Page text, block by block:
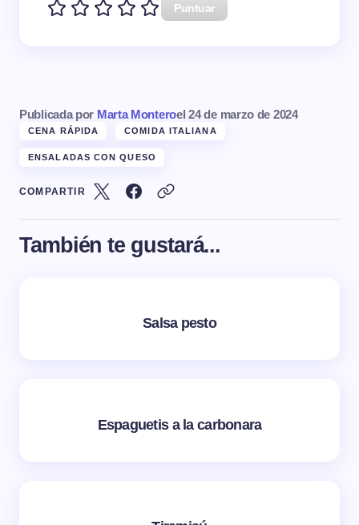
Puntuar
Publicada por Marta Monteroel 24 de marzo de 2024
CENA RÁPIDA COMIDA ITALIANA
ENSALADAS CON QUESO
COMPARTIR
También te gustará...
Salsa pesto
Espaguetis a la carbonara